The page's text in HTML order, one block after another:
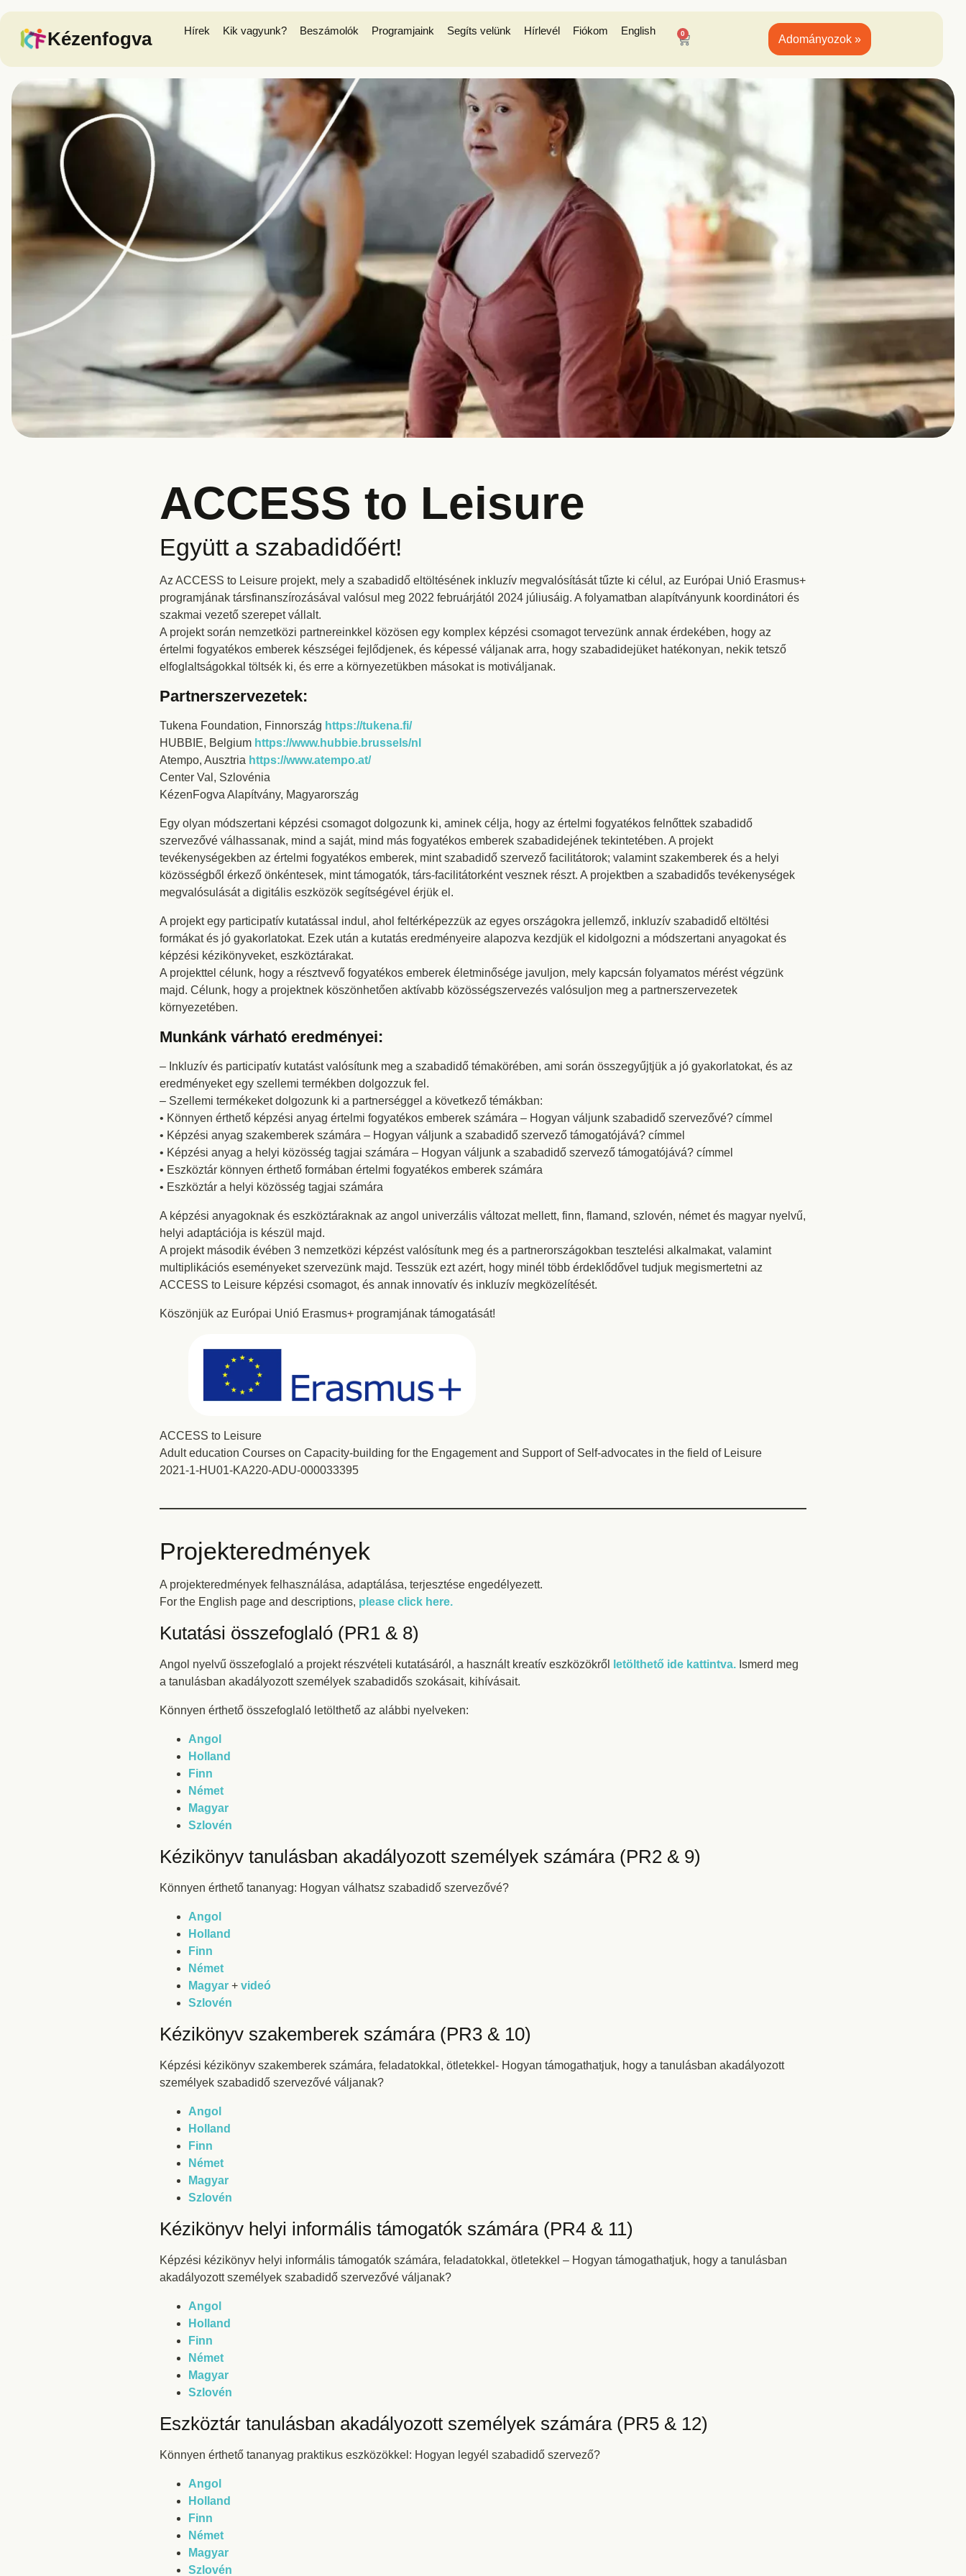
Kézenfogva Hírek Kik vagyunk? Beszámolók Programjaink Segíts velünk Hírlevél Fiókom English 0 Adományozok »
ACCESS to Leisure
Együtt a szabadidőért!
Az ACCESS to Leisure projekt, mely a szabadidő eltöltésének inkluzív megvalósítását tűzte ki célul, az Európai Unió Erasmus+
programjának társfinanszírozásával valósul meg 2022 februárjától 2024 júliusáig. A folyamatban alapítványunk koordinátori és
szakmai vezető szerepet vállalt.
A projekt során nemzetközi partnereinkkel közösen egy komplex képzési csomagot tervezünk annak érdekében, hogy az
értelmi fogyatékos emberek készségei fejlődjenek, és képessé váljanak arra, hogy szabadidejüket hatékonyan, nekik tetsző
elfoglaltságokkal töltsék ki, és erre a környezetükben másokat is motiváljanak.
Partnerszervezetek:
Tukena Foundation, Finnország https://tukena.fi/
HUBBIE, Belgium https://www.hubbie.brussels/nl
Atempo, Ausztria https://www.atempo.at/
Center Val, Szlovénia
KézenFogva Alapítvány, Magyarország
Egy olyan módszertani képzési csomagot dolgozunk ki, aminek célja, hogy az értelmi fogyatékos felnőttek szabadidő
szervezővé válhassanak, mind a saját, mind más fogyatékos emberek szabadidejének tekintetében. A projekt
tevékenységekben az értelmi fogyatékos emberek, mint szabadidő szervező facilitátorok; valamint szakemberek és a helyi
közösségből érkező önkéntesek, mint támogatók, társ-facilitátorként vesznek részt. A projektben a szabadidős tevékenységek
megvalósulását a digitális eszközök segítségével érjük el.
A projekt egy participatív kutatással indul, ahol feltérképezzük az egyes országokra jellemző, inkluzív szabadidő eltöltési
formákat és jó gyakorlatokat. Ezek után a kutatás eredményeire alapozva kezdjük el kidolgozni a módszertani anyagokat és
képzési kézikönyveket, eszköztárakat.
A projekttel célunk, hogy a résztvevő fogyatékos emberek életminősége javuljon, mely kapcsán folyamatos mérést végzünk
majd. Célunk, hogy a projektnek köszönhetően aktívabb közösségszervezés valósuljon meg a partnerszervezetek
környezetében.
Munkánk várható eredményei:
– Inkluzív és participatív kutatást valósítunk meg a szabadidő témakörében, ami során összegyűjtjük a jó gyakorlatokat, és az
eredményeket egy szellemi termékben dolgozzuk fel.
– Szellemi termékeket dolgozunk ki a partnerséggel a következő témákban:
• Könnyen érthető képzési anyag értelmi fogyatékos emberek számára – Hogyan váljunk szabadidő szervezővé? címmel
• Képzési anyag szakemberek számára – Hogyan váljunk a szabadidő szervező támogatójává? címmel
• Képzési anyag a helyi közösség tagjai számára – Hogyan váljunk a szabadidő szervező támogatójává? címmel
• Eszköztár könnyen érthető formában értelmi fogyatékos emberek számára
• Eszköztár a helyi közösség tagjai számára
A képzési anyagoknak és eszköztáraknak az angol univerzális változat mellett, finn, flamand, szlovén, német és magyar nyelvű,
helyi adaptációja is készül majd.
A projekt második évében 3 nemzetközi képzést valósítunk meg és a partnerországokban tesztelési alkalmakat, valamint
multiplikációs eseményeket szervezünk majd. Tesszük ezt azért, hogy minél több érdeklődővel tudjuk megismertetni az
ACCESS to Leisure képzési csomagot, és annak innovatív és inkluzív megközelítését.
Köszönjük az Európai Unió Erasmus+ programjának támogatását!
ACCESS to Leisure
Adult education Courses on Capacity-building for the Engagement and Support of Self-advocates in the field of Leisure
2021-1-HU01-KA220-ADU-000033395
Projekteredmények
A projekteredmények felhasználása, adaptálása, terjesztése engedélyezett.
For the English page and descriptions, please click here.
Kutatási összefoglaló (PR1 & 8)
Angol nyelvű összefoglaló a projekt részvételi kutatásáról, a használt kreatív eszközökről letölthető ide kattintva. Ismerd meg
a tanulásban akadályozott személyek szabadidős szokásait, kihívásait.
Könnyen érthető összefoglaló letölthető az alábbi nyelveken:
Angol
Holland
Finn
Német
Magyar
Szlovén
Kézikönyv tanulásban akadályozott személyek számára (PR2 & 9)
Könnyen érthető tananyag: Hogyan válhatsz szabadidő szervezővé?
Angol
Holland
Finn
Német
Magyar + videó
Szlovén
Kézikönyv szakemberek számára (PR3 & 10)
Képzési kézikönyv szakemberek számára, feladatokkal, ötletekkel- Hogyan támogathatjuk, hogy a tanulásban akadályozott
személyek szabadidő szervezővé váljanak?
Angol
Holland
Finn
Német
Magyar
Szlovén
Kézikönyv helyi informális támogatók számára (PR4 & 11)
Képzési kézikönyv helyi informális támogatók számára, feladatokkal, ötletekkel – Hogyan támogathatjuk, hogy a tanulásban
akadályozott személyek szabadidő szervezővé váljanak?
Angol
Holland
Finn
Német
Magyar
Szlovén
Eszköztár tanulásban akadályozott személyek számára (PR5 & 12)
Könnyen érthető tananyag praktikus eszközökkel: Hogyan legyél szabadidő szervező?
Angol
Holland
Finn
Német
Magyar
Szlovén